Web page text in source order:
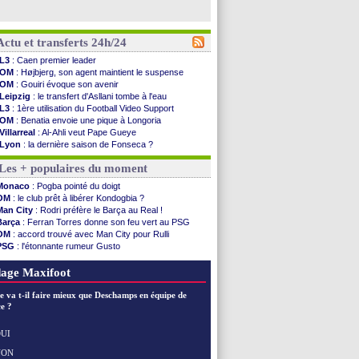
et transferts 24h/24
L3 : Caen premier leader
OM : Højbjerg, son agent maintient le suspense
OM : Gouiri évoque son avenir
Leipzig : le transfert d'Asllani tombe à l'eau
L3 : 1ère utilisation du Football Video Support
OM : Benatia envoie une pique à Longoria
Villarreal : Al-Ahli veut Pape Gueye
Lyon : la dernière saison de Fonseca ?
OM: un nouveau prétendant pour Højbjerg
Brest: un gardien norvégien en approche ?
OM: McCourt a versé 120 M€ en 2026
PSG: 4 retours dans le groupe face à Man Utd ...
Nice: Kevin Carlos va partir en Italie
L1: prison avec sursis requis contre un arbitre
Leganés: c'est signé pour Luca Zidane (off.)
Atletico: Ruggeri en route pour Aston Villa
Monaco: Filipe Luis soutient Biereth
PSG : Nsoki va signer en Croatie
Real: Mastantuono prêté à la Fiorentina (off.)
Man City
Palace
+ populaires du moment
: Pogba pointé du doigt
: le club prêt à libérer Kondogbia ?
City : Rodri préfère le Barça au Real !
: Ferran Torres donne son feu vert au PSG
: accord trouvé avec Man City pour Rulli
: l'étonnante rumeur Gusto
: Owori battu à mort à Kampala
Maxifoot
va t-il faire mieux que Deschamps en équipe de
?